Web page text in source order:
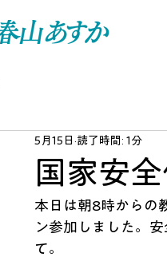
国家安
5月15日 読了時間: 1分
本日は朝8時からの
ン参加しました。
て。